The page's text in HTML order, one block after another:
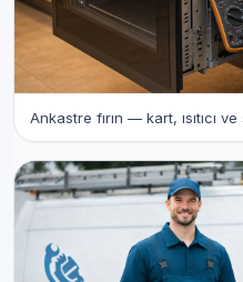
Ankastre fırın — kart, ısıtıcı